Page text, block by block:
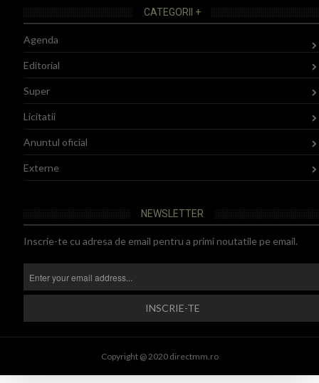
CATEGORII +
Agenda
Editorial
Super
Licitatii
Anuntul oficial
Externe
NEWSLETTER
Inscrie-te cu adresa de email pentru a primi noutatile pe email.
Copyright @ 2020 directmm.ro